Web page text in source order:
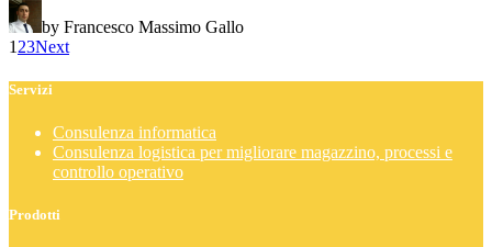
by Francesco Massimo Gallo
1 23Next
Servizi
Consulenza informatica
Consulenza logistica per migliorare magazzino, processi e
controllo operativo
Prodotti